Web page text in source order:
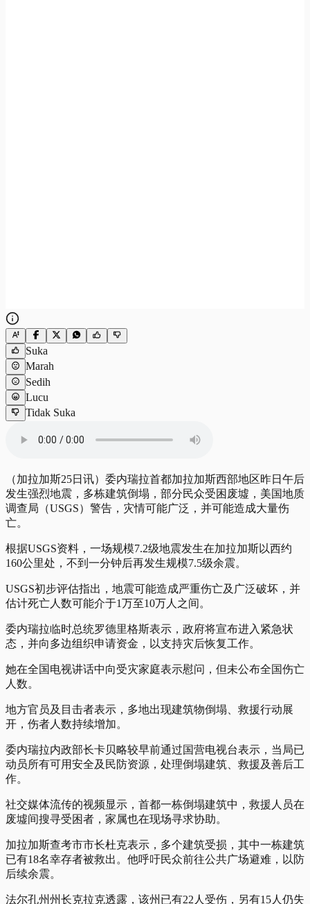
Suka
Marah
Sedih
Lucu
Tidak Suka
（加拉加斯25日讯）委内瑞拉首都加拉加斯西部地区昨日午后
发生强烈地震，多栋建筑倒塌，部分民众受困废墟，美国地质
调查局（USGS）警告，灾情可能广泛，并可能造成大量伤
亡。
根据USGS资料，一场规模7.2级地震发生在加拉加斯以西约
160公里处，不到一分钟后再发生规模7.5级余震。
USGS初步评估指出，地震可能造成严重伤亡及广泛破坏，并
估计死亡人数可能介于1万至10万人之间。
委内瑞拉临时总统罗德里格斯表示，政府将宣布进入紧急状
态，并向多边组织申请资金，以支持灾后恢复工作。
她在全国电视讲话中向受灾家庭表示慰问，但未公布全国伤亡
人数。
地方官员及目击者表示，多地出现建筑物倒塌、救援行动展
开，伤者人数持续增加。
委内瑞拉内政部长卡贝略较早前通过国营电视台表示，当局已
动员所有可用安全及民防资源，处理倒塌建筑、救援及善后工
作。
社交媒体流传的视频显示，首都一栋倒塌建筑中，救援人员在
废墟间搜寻受困者，家属也在现场寻求协助。
加拉加斯查考市市长杜克表示，多个建筑受损，其中一栋建筑
已有18名幸存者被救出。他呼吁民众前往公共广场避难，以防
后续余震。
法尔孔州州长克拉克透露，该州已有22人受伤，另有15人仍失